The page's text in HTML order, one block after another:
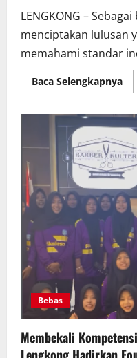
LENGKONG –
menciptakan lulusan
memahami standar
Baca Selengkapnya
K3,
1
PT
Bebas
Membekali
Lengkong Hadirkan